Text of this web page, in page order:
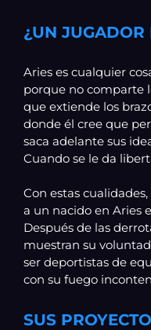
¿UN JUGADOR
Aries es cualquier
porque no comparte
que extiende los
donde él cree que
saca adelante sus
Cuando se le da
Con estas
a un nacido en Aries
Después de las
muestran su
ser deportistas de
con su fuego
SUS